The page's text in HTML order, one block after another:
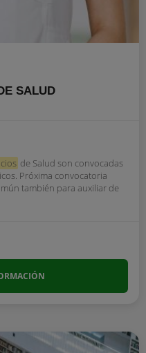
SALUD
de Salud son convocadas
Próxima convocatoria
también para auxiliar de